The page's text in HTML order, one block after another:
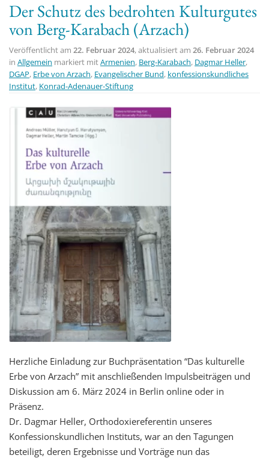
t
Der Schutz des bedrohten Kulturgutes
von Berg-Karabach (Arzach)
Veröffentlicht am 22. Februar 2024, aktualisiert am 26. Februar 2024
in Allgemein markiert mitArmenien, Berg-Karabach, Dagmar Heller,
DGAP, Erbe von Arzach, Evangelischer Bund, konfessionskundliches
Institut, Konrad-Adenauer-Stiftung
Herzliche Einladung zur Buchpräsentation “Das kulturelle
Erbe von Arzach” mit anschließenden Impulsbeiträgen und
Diskussion am 6. März 2024 in Berlin online oder in
Präsenz.
Dr. Dagmar Heller, Orthodoxiereferentin unseres
Konfessionskundlichen Instituts, war an den Tagungen
beteiligt, deren Ergebnisse und Vorträge nun das